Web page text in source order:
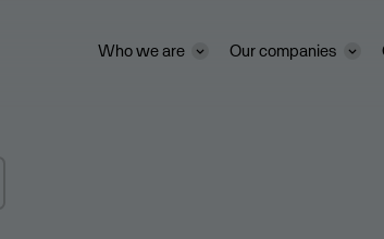
Who we are Our companies